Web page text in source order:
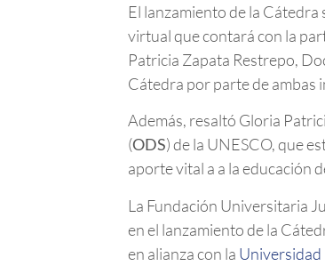
El lanzamiento de la
virtual que contará con la
Patricia Zapata Restrepo,
Cátedra por parte de ambas
Además, resaltó Gloria
(ODS) de la UNESCO, que
aporte vital a a la educación
La Fundación Universitaria
en el lanzamiento de la
en alianza con la Universidad